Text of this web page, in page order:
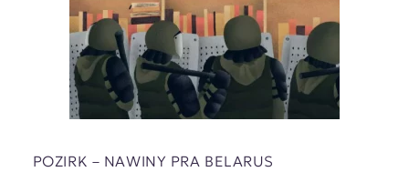
POZIRK – NAWІNY PRA BELARUS